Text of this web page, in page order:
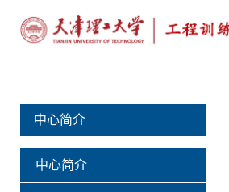
中心简介
中心简介